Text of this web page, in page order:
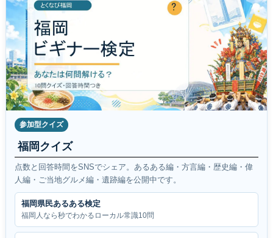
参加型クイズ
福岡クイズ
点数と回答時間をSNSでシェア。あるある編・方言編・歴史編・偉
人編・ご当地グルメ編・遺跡編を公開中です。
福岡県民あるある検定
福岡人なら秒でわかるローカル常識10問